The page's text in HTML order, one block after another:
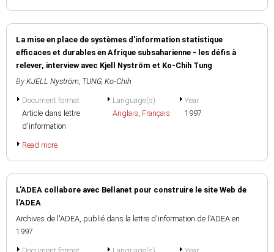
La mise en place de systèmes d'information statistique
efficaces et durables en Afrique subsaharienne - les défis à
relever, interview avec Kjell Nyström et Ko-Chih Tung
By KJELL Nyström, TUNG, Ko-Chih
Document format
Article dans lettre
d'information
Language(s)
Anglais, Français
Year
1997
Read more
L'ADEA collabore avec Bellanet pour construire le site Web de
l'ADEA
Archives de l'ADEA, publié dans la lettre d'information de l'ADEA en
1997